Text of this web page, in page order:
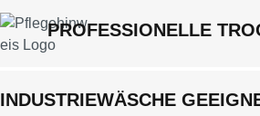
PROFESSIONELLE
INDUSTRIEWÄSCHE